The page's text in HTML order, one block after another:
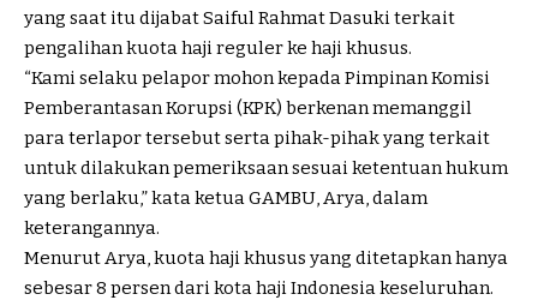
yang saat itu dijabat Saiful Rahmat Dasuki terkait
pengalihan kuota haji reguler ke haji khusus.
“Kami selaku pelapor mohon kepada Pimpinan Komisi
Pemberantasan Korupsi (KPK) berkenan memanggil
para terlapor tersebut serta pihak-pihak yang terkait
untuk dilakukan pemeriksaan sesuai ketentuan hukum
yang berlaku,” kata ketua GAMBU, Arya, dalam
keterangannya.
Menurut Arya, kuota haji khusus yang ditetapkan hanya
sebesar 8 persen dari kota haji Indonesia keseluruhan.